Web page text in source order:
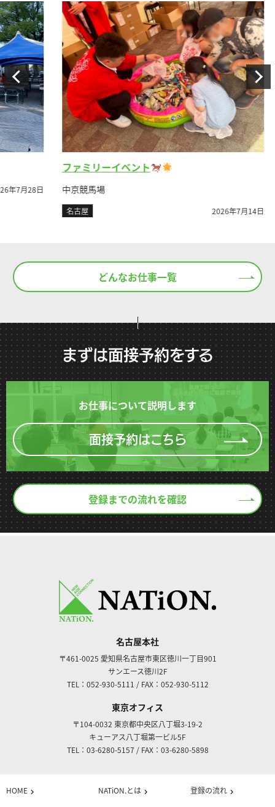
28日
ファミリーイベント
中京競馬場
2026年7月14日 名
どんなお仕事一覧
まずは面接予約をする
お仕事について説明します
面接予約はこちら
登録までの流れを確認
名古屋本社
〒461-0025 愛知県名古屋市東区徳川一丁目901
サンエース徳川2F
TEL：052-930-5111 / FAX：052-930-5112
東京オフィス
〒104-0032 東京都中央区八丁堀3-19-2
キューアス八丁堀第一ビル5F
TEL：03-6280-5157 / FAX：03-6280-5898
HOME chevron_right NATiON.とはchevron_right 登録の流れchevron_right